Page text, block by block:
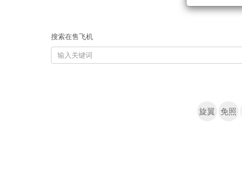
搜索在售飞机
KEYWORD
旋翼 免照